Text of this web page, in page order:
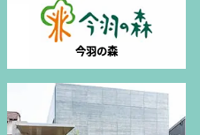
今羽の森